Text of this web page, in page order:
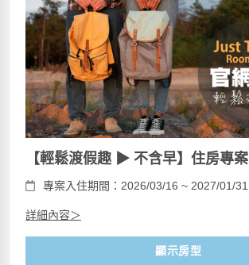
【輕鬆渡假趣 ▶ 不含早】住房專案
專案入住期間：2026/03/16 ~ 2027/01/31
詳細內容＞
顯示房型